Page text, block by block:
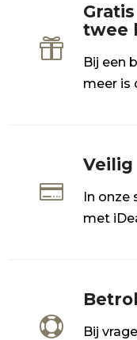

twee
Bij een
meer is

Veilig
In onze
met

Bij